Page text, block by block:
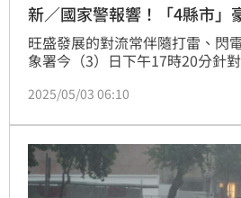
新／國家警報響！「4縣市」
旺盛發展的對流常伴隨打雷、閃
象署今（3）日下午17時20分針
生的機率，影響時間將一路下到
地區包括屏東縣山區有局部大雨
時45分，而嘉義至高雄、台東山
率，請注意雷擊及強陣風，山區
水暴
2025/05/03 06:10